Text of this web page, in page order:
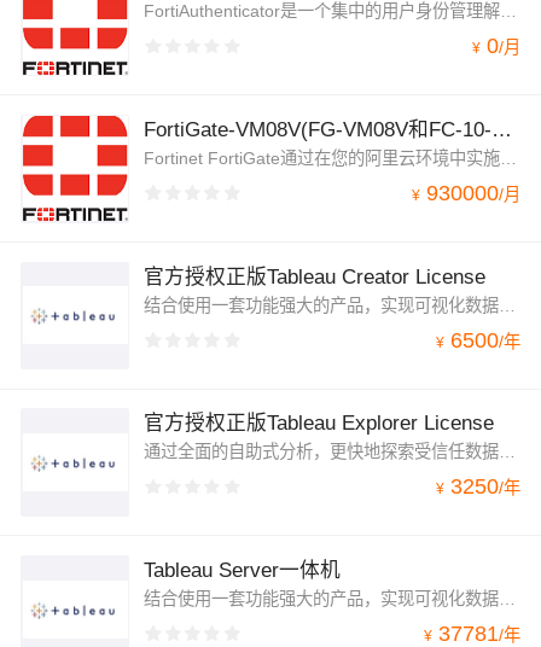
FortiAuthenticator是一个集中的用户身份管理解决方案，可透明地识别网络用户并在Fortinet架构中实施身份驱动的访问策略。它支持FortiToken双因素身份验证，证书和无线访客管理以及单点登录功能。
¥ 0/月
FortiGate-VM08V(FG-VM08V和FC-10-FG8VM-963-02-36)
Fortinet FortiGate通过在您的阿里云环境中实施关键的安全控制，来减少系统盲点，从而提高系统安全合规性。
¥ 930000/月
官方授权正版Tableau Creator License
结合使用一套功能强大的产品，实现可视化数据准备、同类最佳分析和安全协作，为端到端分析工作流提供支持，从而更快地发现见解。产品包括：Tableau Desktop、Tableau Prep Builder、以及一个 适用于 Tableau Server的Creator 许可证。
¥ 6500/年
官方授权正版Tableau Explorer License
通过全面的自助式分析，更快地探索受信任数据并解答自己的问题。产品包括：一个 Explorer 许可证，适用于 Tableau Server。
¥ 3250/年
Tableau Server一体机
结合使用一套功能强大的产品，实现可视化数据准备、同类最佳分析和安全协作，为端到端分析工作流提供支持，从而更快地发现见解。产品包括：已部署Tableau Server阿里云虚拟机+1个Creator许可证
¥ 37781/年